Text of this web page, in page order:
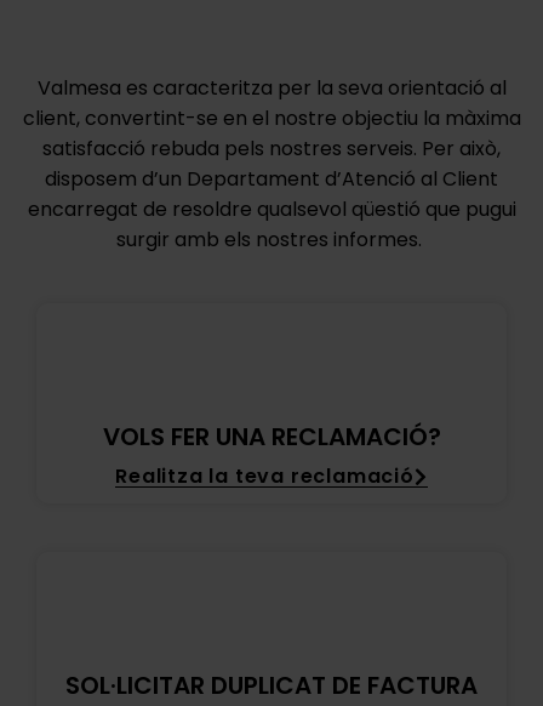
Valmesa es caracteritza per la seva orientació al
client, convertint-se en el nostre objectiu la màxima
satisfacció rebuda pels nostres serveis. Per això,
disposem d’un Departament d’Atenció al Client
encarregat de resoldre qualsevol qüestió que pugui
surgir amb els nostres informes.
VOLS FER UNA RECLAMACIÓ?
Realitza la teva reclamació
SOL·LICITAR DUPLICAT DE FACTURA